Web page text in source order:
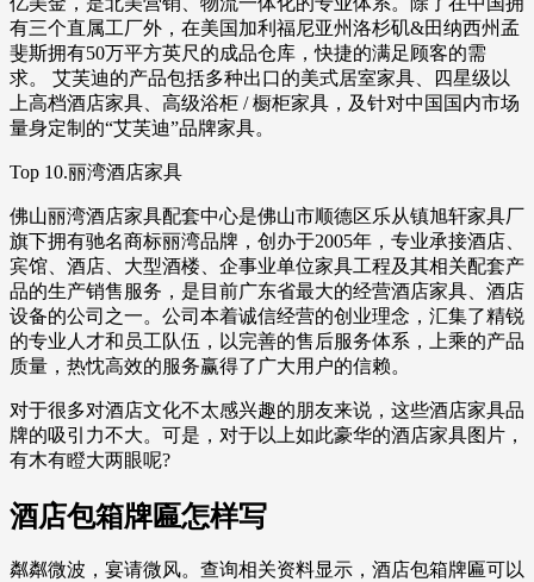
有三个直属工厂外，在美国加利福尼亚州洛杉矶&田纳西州孟
斐斯拥有50万平方英尺的成品仓库，快捷的满足顾客的需
求。 艾芙迪的产品包括多种出口的美式居室家具、四星级以
上高档酒店家具、高级浴柜 / 橱柜家具，及针对中国国内市场
量身定制的“艾芙迪”品牌家具。
Top 10.丽湾酒店家具
佛山丽湾酒店家具配套中心是佛山市顺德区乐从镇旭轩家具厂
旗下拥有驰名商标丽湾品牌，创办于2005年，专业承接酒店、
宾馆、酒店、大型酒楼、企事业单位家具工程及其相关配套产
品的生产销售服务，是目前广东省最大的经营酒店家具、酒店
设备的公司之一。公司本着诚信经营的创业理念，汇集了精锐
的专业人才和员工队伍，以完善的售后服务体系，上乘的产品
质量，热忱高效的服务赢得了广大用户的信赖。
对于很多对酒店文化不太感兴趣的朋友来说，这些酒店家具品
牌的吸引力不大。可是，对于以上如此豪华的酒店家具图片，
有木有瞪大两眼呢?
酒店包箱牌匾怎样写
粼粼微波，宴请微风。查询相关资料显示，酒店包箱牌匾可以